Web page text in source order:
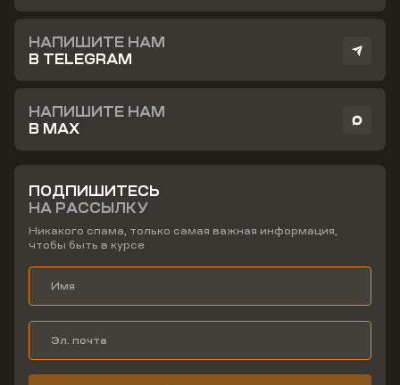
НАПИШИТЕ НАМ
В TELEGRAM
НАПИШИТЕ НАМ
В MAX
ПОДПИШИТЕСЬ
НА РАССЫЛКУ
Никакого спама, только самая важная информация,
чтобы быть в курсе